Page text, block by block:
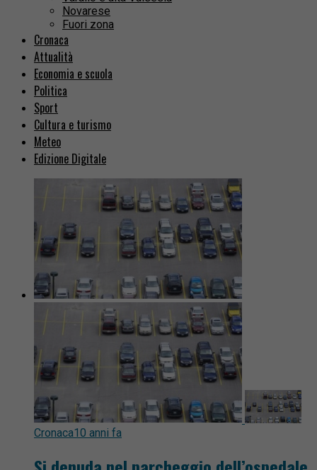
Novarese
Fuori zona
Cronaca
Attualità
Economia e scuola
Politica
Sport
Cultura e turismo
Meteo
Edizione Digitale
Cronaca10 anni fa